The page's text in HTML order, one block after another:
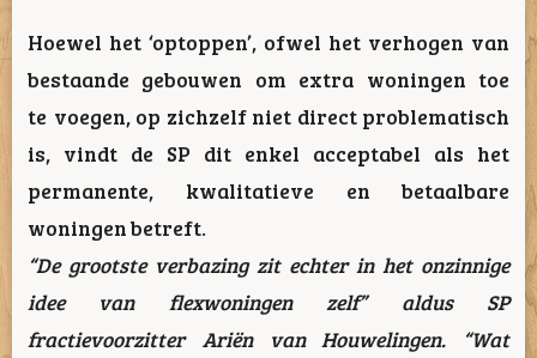
Hoewel het ‘optoppen’, ofwel het verhogen van
bestaande gebouwen om extra woningen toe
te voegen, op zichzelf niet direct problematisch
is, vindt de SP dit enkel acceptabel als het
permanente, kwalitatieve en betaalbare
woningen betreft.
“De grootste verbazing zit echter in het onzinnige
idee van flexwoningen zelf” aldus SP
fractievoorzitter Ariën van Houwelingen. “Wat